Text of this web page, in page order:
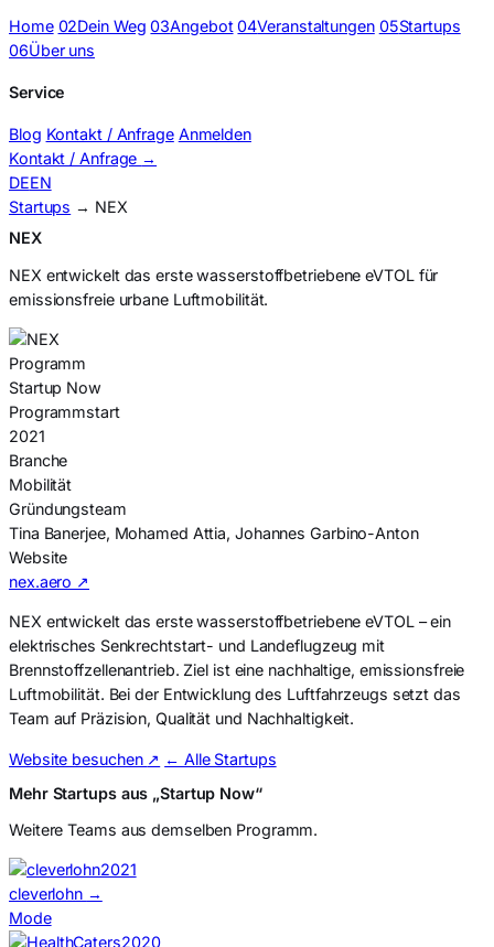
Home 02Dein Weg 03Angebot 04Veranstaltungen 05Startups
06Über uns
Service
Blog Kontakt / Anfrage Anmelden
Kontakt / Anfrage →
DEEN
Startups → NEX
NEX
NEX entwickelt das erste wasserstoffbetriebene eVTOL für
emissionsfreie urbane Luftmobilität.
Programm
Startup Now
Programmstart
2021
Branche
Mobilität
Gründungsteam
Tina Banerjee, Mohamed Attia, Johannes Garbino-Anton
Website
nex.aero ↗
NEX entwickelt das erste wasserstoffbetriebene eVTOL – ein
elektrisches Senkrechtstart- und Landeflugzeug mit
Brennstoffzellenantrieb. Ziel ist eine nachhaltige, emissionsfreie
Luftmobilität. Bei der Entwicklung des Luftfahrzeugs setzt das
Team auf Präzision, Qualität und Nachhaltigkeit.
Website besuchen ↗ ← Alle Startups
Mehr Startups aus „Startup Now“
Weitere Teams aus demselben Programm.
2021
cleverlohn →
Mode
2020